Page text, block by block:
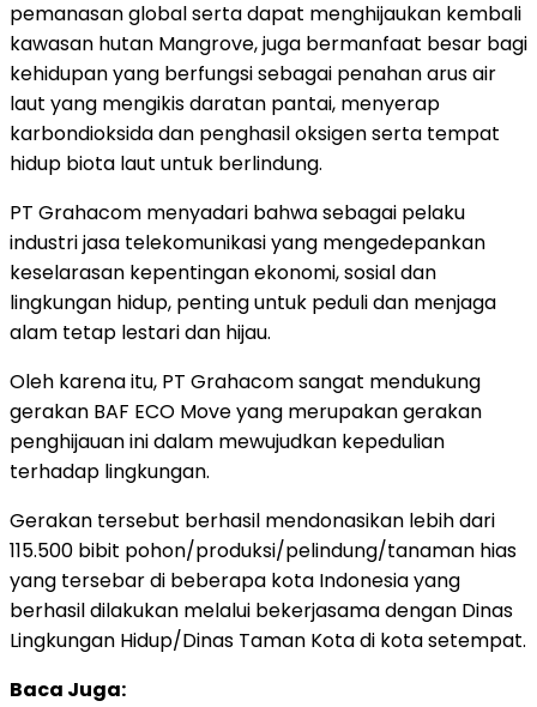
pemanasan global serta dapat menghijaukan kembali
kawasan hutan Mangrove, juga bermanfaat besar bagi
kehidupan yang berfungsi sebagai penahan arus air
laut yang mengikis daratan pantai, menyerap
karbondioksida dan penghasil oksigen serta tempat
hidup biota laut untuk berlindung.
PT Grahacom menyadari bahwa sebagai pelaku
industri jasa telekomunikasi yang mengedepankan
keselarasan kepentingan ekonomi, sosial dan
lingkungan hidup, penting untuk peduli dan menjaga
alam tetap lestari dan hijau.
Oleh karena itu, PT Grahacom sangat mendukung
gerakan BAF ECO Move yang merupakan gerakan
penghijauan ini dalam mewujudkan kepedulian
terhadap lingkungan.
Gerakan tersebut berhasil mendonasikan lebih dari
115.500 bibit pohon/produksi/pelindung/tanaman hias
yang tersebar di beberapa kota Indonesia yang
berhasil dilakukan melalui bekerjasama dengan Dinas
Lingkungan Hidup/Dinas Taman Kota di kota setempat.
Baca Juga: